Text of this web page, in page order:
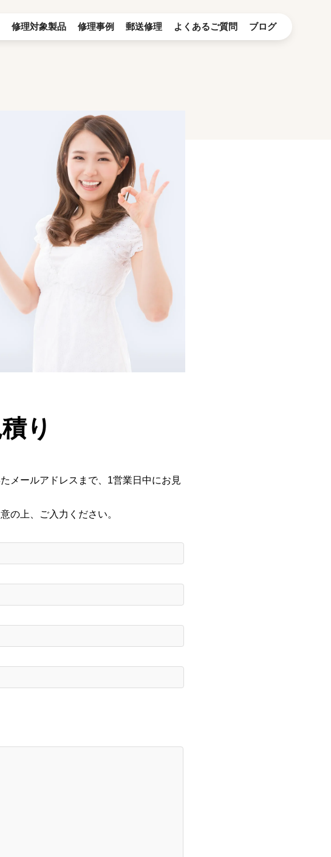
修理対象製品 修理事例 郵送修理 よくあるご質問 ブログ
り
メールアドレスまで、1営業日中にお見
の上、ご入力ください。